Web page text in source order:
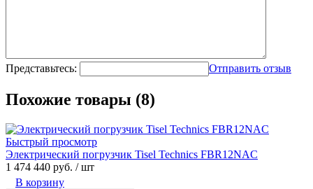
Представьтесь: Отправить отзыв
Похожие товары (8)
Быстрый просмотр
Электрический погрузчик Tisel Technics FBR12NAC
1 474 440 руб. / шт
В корзину